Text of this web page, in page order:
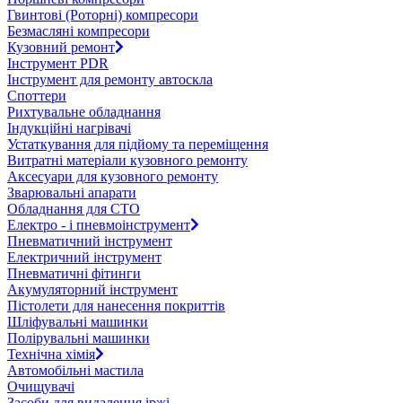
Гвинтові (Роторні) компресори
Безмасляні компресори
Кузовний ремонт
Інструмент PDR
Інструмент для ремонту автоскла
Споттери
Рихтувальне обладнання
Індукційні нагрівачі
Устаткування для підйому та переміщення
Витратні матеріали кузовного ремонту
Аксесуари для кузовного ремонту
Зварювальні апарати
Обладнання для СТО
Електро - і пневмоінструмент
Пневматичний інструмент
Електричний інструмент
Пневматичні фітинги
Акумуляторний інструмент
Пістолети для нанесення покриттів
Шліфувальні машинки
Полірувальні машинки
Технічна хімія
Автомобільні мастила
Очищувачі